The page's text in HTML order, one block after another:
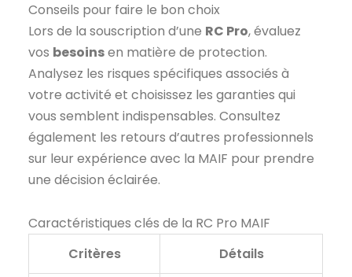
Conseils pour faire le bon choix
Lors de la souscription d’une RC Pro, évaluez
vos besoinsen matière de protection.
Analysez les risques spécifiques associés à
votre activité et choisissez les garanties qui
vous semblent indispensables. Consultez
également les retours d’autres professionnels
sur leur expérience avec la MAIF pour prendre
une décision éclairée.
Caractéristiques clés de la RC Pro MAIF
Critères
Détails